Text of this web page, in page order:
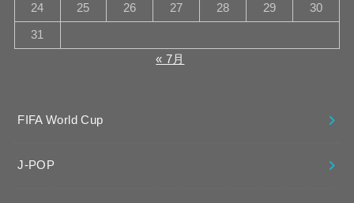
24 25 26 27 28 29 30
31
« 7月
FIFA World Cup
J-POP